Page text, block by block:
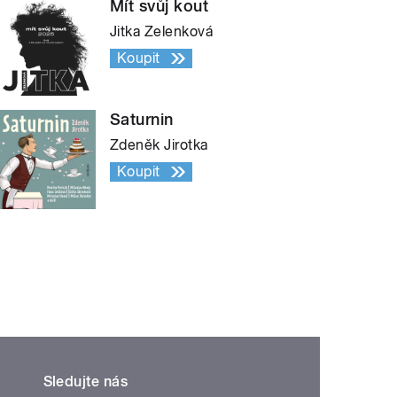
Mít svůj kout
Jitka Zelenková
Koupit
Saturnin
Zdeněk Jirotka
Koupit
Sledujte nás